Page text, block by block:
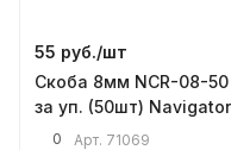
55 руб./шт
Скоба 8мм NCR-08-50
за уп. (50шт) Navigator
0 Арт. 71069